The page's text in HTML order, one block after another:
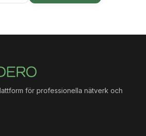
för professionella nätverk och